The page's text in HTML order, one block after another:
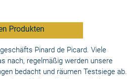
Produkten
Pinard de Picard. Viele
nach, regelmäßig werden unsere
bedacht und räumen Testsiege ab.